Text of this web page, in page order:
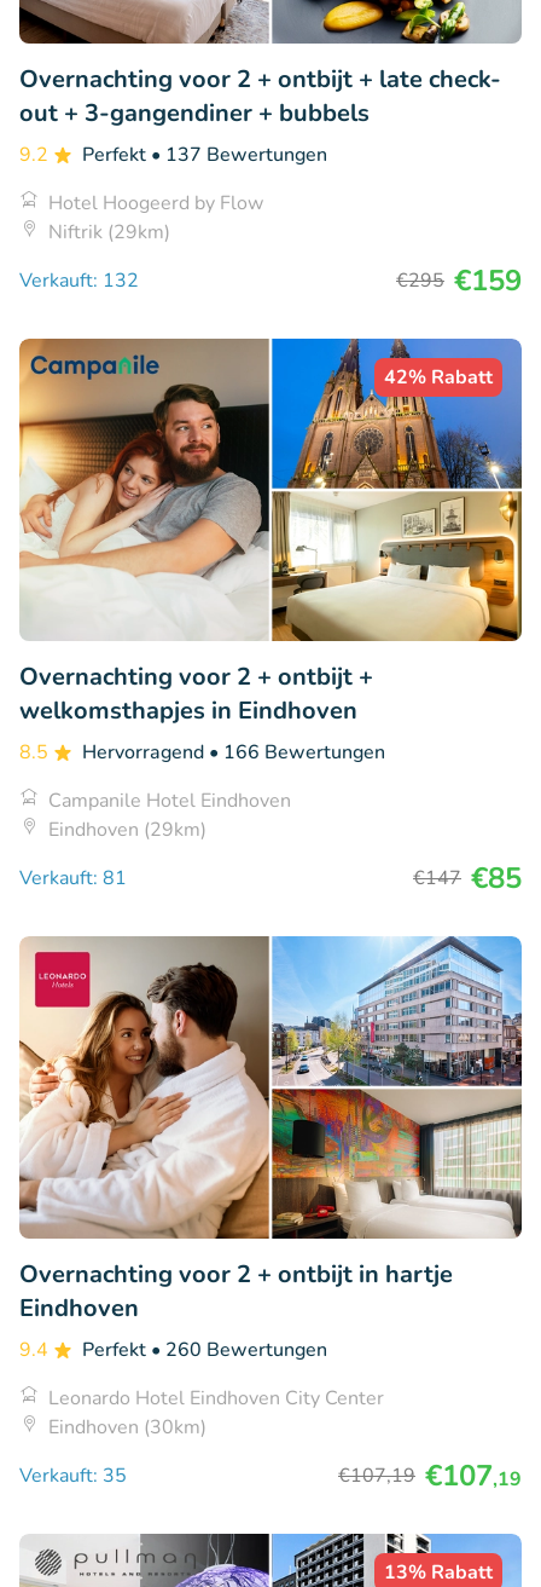
Overnachting voor 2 + ontbijt + late check-
out + 3-gangendiner + bubbels
9.2 Perfekt • 137 Bewertungen
Hotel Hoogeerd by Flow
Niftrik (29km)
Verkauft: 132
€295 €159
42% Rabatt
Overnachting voor 2 + ontbijt +
welkomsthapjes in Eindhoven
8.5 Hervorragend • 166 Bewertungen
Campanile Hotel Eindhoven
Eindhoven (29km)
Verkauft: 81
€147 €85
Overnachting voor 2 + ontbijt in hartje
Eindhoven
9.4 Perfekt • 260 Bewertungen
Leonardo Hotel Eindhoven City Center
Eindhoven (30km)
Verkauft: 35
€107,19 €107,19
13% Rabatt